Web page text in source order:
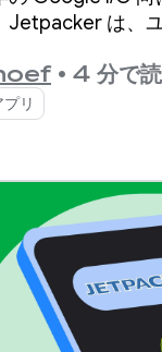
Jetpacker は、
• 4 分で
リ